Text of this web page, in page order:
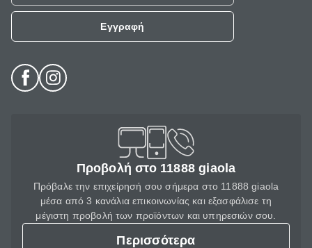
Εγγραφή
Προβολή στο 11888 giaola
Πρόβαλε την επιχείρησή σου σήμερα στο 11888 giaola
μέσα από 3 κανάλια επικοινωνίας και εξασφάλισε τη
μέγιστη προβολή των προϊόντων και υπηρεσιών σου.
Περισσότερα